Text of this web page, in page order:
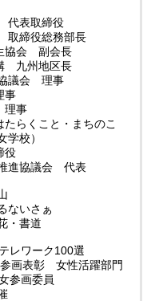
代表取締役
取締役総務部長
協会 副会長
九州地区長
議会 理事
事
理事
らくこと・まちのこ
校）
役
進協議会 代表
ないさぁ
・書道
レワーク100選
参画表彰 女性活躍部門
参画委員